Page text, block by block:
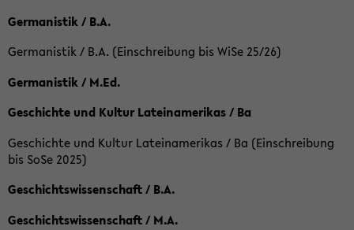
Germanistik / B.A.
Germanistik / B.A. (Einschreibung bis WiSe 25/26)
Germanistik / M.Ed.
Geschichte und Kultur Lateinamerikas / Ba
Geschichte und Kultur Lateinamerikas / Ba (Einschreibung
bis SoSe 2025)
Geschichtswissenschaft / B.A.
Geschichtswissenschaft / M.A.